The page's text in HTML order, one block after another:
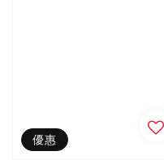
優惠